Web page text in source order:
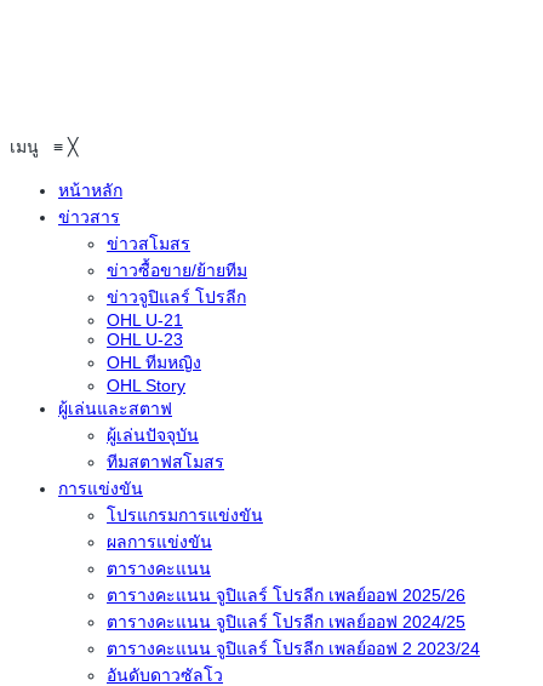
เมนู ≡ ╳
หน้าหลัก
ข่าวสาร
ข่าวสโมสร
ข่าวซื้อขาย/ย้ายทีม
ข่าวจูปิแลร์ โปรลีก
OHL U-21
OHL U-23
OHL ทีมหญิง
OHL Story
ผู้เล่นและสตาฟ
ผู้เล่นปัจจุบัน
ทีมสตาฟสโมสร
การแข่งขัน
โปรแกรมการแข่งขัน
ผลการแข่งขัน
ตารางคะแนน
ตารางคะแนน จูปิแลร์ โปรลีก เพลย์ออฟ 2025/26
ตารางคะแนน จูปิแลร์ โปรลีก เพลย์ออฟ 2024/25
ตารางคะแนน จูปิแลร์ โปรลีก เพลย์ออฟ 2 2023/24
อันดับดาวซัลโว